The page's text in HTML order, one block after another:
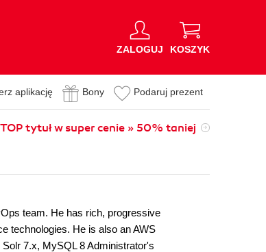
ZALOGUJ KOSZYK
aplikację Bony Podaruj prezent
TOP tytuł w super cenie » 50% taniej
team. He has rich, progressive
technologies. He is also an AWS
7.x, MySQL 8 Administrator's